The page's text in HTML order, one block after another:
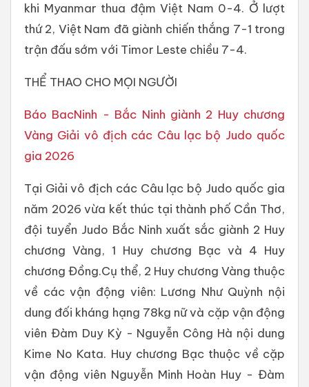
khi Myanmar thua đậm Việt Nam 0-4. Ở lượt
thứ 2, Việt Nam đã giành chiến thắng 7-1 trong
trận đấu sớm với Timor Leste chiều 7-4.
THỂ THAO CHO MỌI NGƯỜI
Báo BacNinh - Bắc Ninh giành 2 Huy chương
Vàng Giải vô địch các Câu lạc bộ Judo quốc
gia 2026
Tại Giải vô địch các Câu lạc bộ Judo quốc gia
năm 2026 vừa kết thúc tại thành phố Cần Thơ,
đội tuyển Judo Bắc Ninh xuất sắc giành 2 Huy
chương Vàng, 1 Huy chương Bạc và 4 Huy
chương Đồng.Cụ thể, 2 Huy chương Vàng thuộc
về các vận động viên: Lương Như Quỳnh nội
dung đối kháng hạng 78kg nữ và cặp vận động
viên Đàm Duy Kỳ - Nguyễn Công Hà nội dung
Kime No Kata. Huy chương Bạc thuộc về cặp
vận động viên Nguyễn Minh Hoàn Huy - Đàm